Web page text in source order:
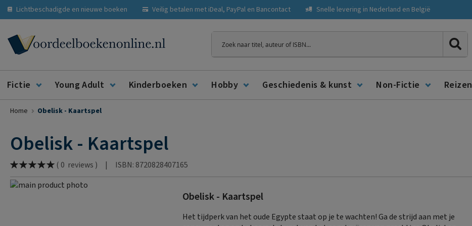
Lichtbeschadigde en nieuwe boeken Veilig betalen met iDeal, PayPal en Bancontact Snelle levering in Nederland en België
Zoeken
Fictie Young Adult Kinderboeken Hobby Geschiedenis & kunst Non-Fictie Reizen
Home Obelisk - Kaartspel
Obelisk - Kaartspel
Waardering:
% of100
( 0 reviews ) |
ISBN: 8720828407165
Ga
Obelisk - Kaartspel
Het tijdperk van het oude Egypte staat op je te wachten! Ga de strijd aan met je